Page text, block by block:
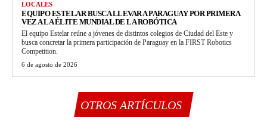
LOCALES
EQUIPO ESTELAR BUSCA LLEVAR A PARAGUAY POR PRIMERA
VEZ A LA ÉLITE MUNDIAL DE LA ROBÓTICA
El equipo Estelar reúne a jóvenes de distintos colegios de Ciudad del Este y
busca concretar la primera participación de Paraguay en la FIRST Robotics
Competition.
6 de agosto de 2026
OTROS ARTÍCULOS